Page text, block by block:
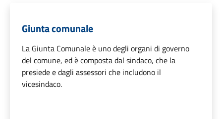
Giunta comunale
La Giunta Comunale è uno degli organi di governo
del comune, ed è composta dal sindaco, che la
presiede e dagli assessori che includono il
vicesindaco.